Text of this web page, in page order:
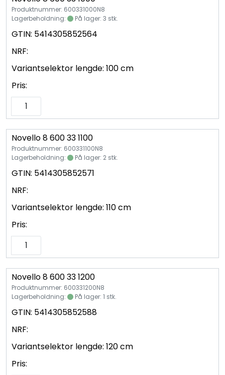
Produktnummer: 600331000N8
Lagerbeholdning:
På lager: 3 stk.
GTIN: 5414305852564
NRF:
Variantselektor lengde: 100 cm
Pris:
Novello 8 600 33 1100
Produktnummer: 600331100N8
Lagerbeholdning:
På lager: 2 stk.
GTIN: 5414305852571
NRF:
Variantselektor lengde: 110 cm
Pris:
Novello 8 600 33 1200
Produktnummer: 600331200N8
Lagerbeholdning:
På lager: 1 stk.
GTIN: 5414305852588
NRF:
Variantselektor lengde: 120 cm
Pris: